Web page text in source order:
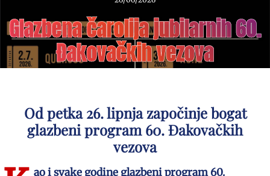
Glazbena čarolija jubilarnih 60.
Đakovačkih vezova
Od petka 26. lipnja započinje bogat
glazbeni program 60. Đakovačkih
vezova
ao i svake godine glazbeni program 60.